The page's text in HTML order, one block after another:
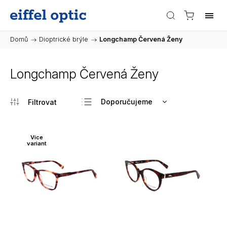
Domů / Dioptrické brýle / Longchamp Červená Ženy
Longchamp Červená Ženy
Doporučujeme
Abecedně
Více
variant